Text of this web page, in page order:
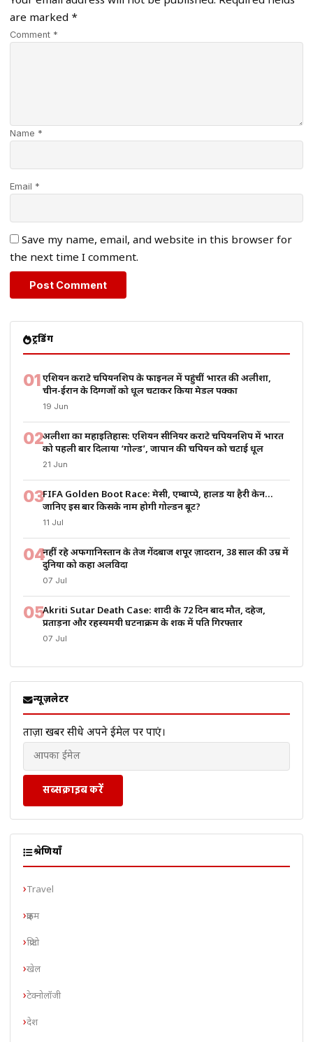
are marked *
Comment *
Name *
Email *
Save my name, email, and website in this browser for
the next time I comment.
ट्रेंडिंग
01एशियन कराटे चैंपियनशिप के फाइनल में पहुंचीं भारत की अलीशा,
चीन-ईरान के दिग्गजों को धूल चटाकर किया मेडल पक्का
19 Jun
02अलीशा का महाइतिहास: एशियन सीनियर कराटे चैंपियनशिप में भारत
को पहली बार दिलाया ‘गोल्ड’, जापान की चैंपियन को चटाई धूल
21 Jun
03FIFA Golden Boot Race: मेसी, एम्बाप्पे, हालैंड या हैरी केन…
जानिए इस बार किसके नाम होगी गोल्डन बूट?
11 Jul
04नहीं रहे अफगानिस्तान के तेज गेंदबाज शपूर ज़ादरान, 38 साल की उम्र में
दुनिया को कहा अलविदा
07 Jul
05Akriti Sutar Death Case: शादी के 72 दिन बाद मौत, दहेज,
प्रताड़ना और रहस्यमयी घटनाक्रम के शक में पति गिरफ्तार
07 Jul
न्यूज़लेटर
ताज़ा खबरें सीधे अपने ईमेल पर पाएं।
सब्सक्राइब करें
श्रेणियाँ
Travel
क्राइम
क्रिप्टो
खेल
टेक्नोलॉजी
देश